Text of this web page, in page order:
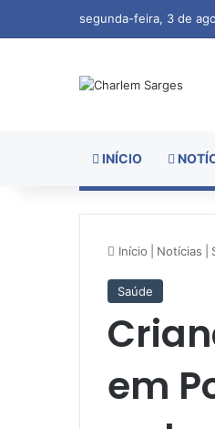
segunda-feira, 3 de
INÍCIO
Início Notícias
Saúde
em